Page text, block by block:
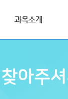
과목소개